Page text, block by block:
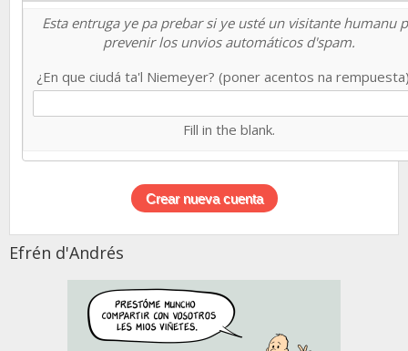
Esta entruga ye pa prebar si ye usté un visitante humanu
prevenir los unvios automáticos d'spam.
¿En que ciudá ta'l Niemeyer? (poner acentos na
Fill in the blank.
Efrén d'Andrés